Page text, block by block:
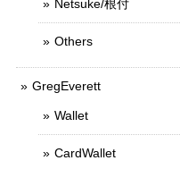
Netsuke/根付
Others
GregEverett
Wallet
CardWallet